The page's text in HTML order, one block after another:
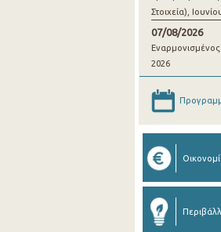
Στοιχεία),
07/08/2026
2026